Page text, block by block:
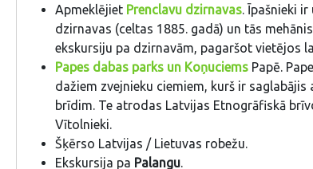
Apmeklējiet Prenclavu dzirnavas. Īpašnieki
dzirnavas (celtas 1885. gadā) un tās
ekskursiju pa dzirnavām, pagaršot vietējos
Papes dabas parks un Koņuciems Papē.
dažiem zvejnieku ciemiem, kurš ir
brīdim. Te atrodas Latvijas Etnogrāfiskā
Vītolnieki.
Šķērso Latvijas / Lietuvas robežu.
Ekskursija pa Palangu.